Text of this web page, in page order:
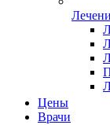
Цены
Врачи